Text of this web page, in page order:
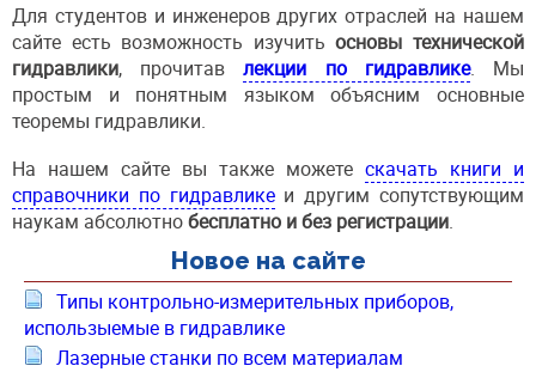
Для студентов и инженеров других отраслей на нашем
сайте есть возможность изучитьосновы технической
гидравлики, прочитавлекции по гидравлике. Мы
простым и понятным языком объясним основные
теоремы гидравлики.
На нашем сайте вы также можете скачать книги и
справочники по гидравликеи другим сопутствующим
наукам абсолютнобесплатно и без регистрации.
Новое на сайте
Типы контрольно-измерительных приборов,
использыемые в гидравлике
Лазерные станки по всем материалам